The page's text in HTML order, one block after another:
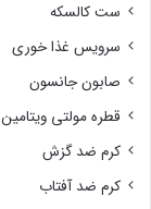
ست کالسکه
سرویس غذا خوری
صابون جانسون
قطره مولتی ویتامین
کرم ضد گزش
کرم ضد آفتاب